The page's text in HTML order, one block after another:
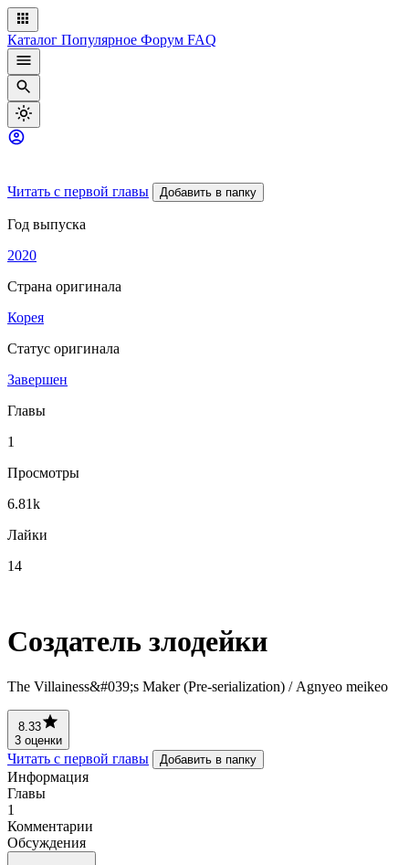
Каталог Популярное Форум FAQ
Читать с первой главы Добавить в папку
Год выпуска
2020
Страна оригинала
Корея
Статус оригинала
Завершен
Главы
1
Просмотры
6.81k
Лайки
14
Создатель злодейки
The Villainess&#039;s Maker (Pre-serialization) / Аgnyeo meikeo
8.33
3 оценки
Читать с первой главы Добавить в папку
Информация
Главы
1
Комментарии
Обсуждения